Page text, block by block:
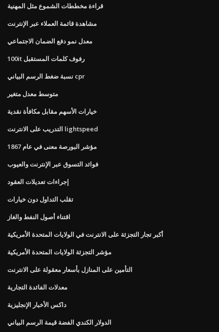
قراءة مخططات الشموع مثل المهنية
مشاهدة قائمة العملاء عبر الإنترنت
معدل نمو دفع الضمان الاجتماعي
100it رفوف كلمات المستقبل
نسبة ضغط الرسم البياني cpr
متوسط ​​معدل متغير
خيارات الأسهم مقابل مكافأة نقدية
التدريب على الانترنت lightspeed
مؤشر البورصة معنى في عام 1867
فوائد التسوق عبر الإنترنت والعيوب
إجراءات تعديلات العقود
تقلب التداول دون خيارات
اقتناء أصول النفط والغاز
أكبر تجار التجزئة على الانترنت في الولايات المتحدة الأمريكية
مؤشر التجزئة الولايات المتحدة الأمريكية
التأمين على المنازل بأسعار معقولة على الانترنت
معدلات الفائدة التجارية
داكس الأخبار الإنجليزية
الدولار الكندي الفضة قيمة الرسم البياني